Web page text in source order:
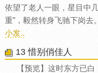
依望了老人一眼，星目中
重”，毅然转身飞驰下岗去。
小发..
13 惜别俏佳人
【预览】这时东方已